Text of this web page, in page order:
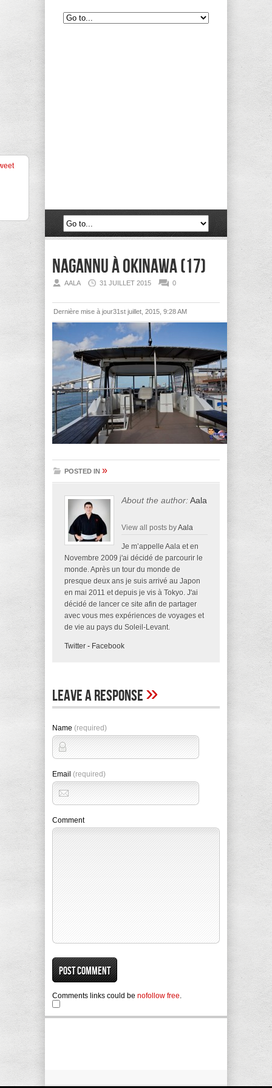
Nagannu à Okinawa (17)
AALA 31 JUILLET 2015 0
Dernière mise à jour31st juillet, 2015, 9:28 AM
POSTED IN »
About the author:Aala
View all posts byAala
Je m’appelle Aala et en
Novembre 2009 j'ai décidé de parcourir le
monde. Après un tour du monde de
presque deux ans je suis arrivé au Japon
en mai 2011 et depuis je vis à Tokyo. J'ai
décidé de lancer ce site afin de partager
avec vous mes expériences de voyages et
de vie au pays du Soleil-Levant.
Twitter - Facebook
Leave A Response»
Name (required)
Email (required)
Comment
Comments links could be nofollow free.